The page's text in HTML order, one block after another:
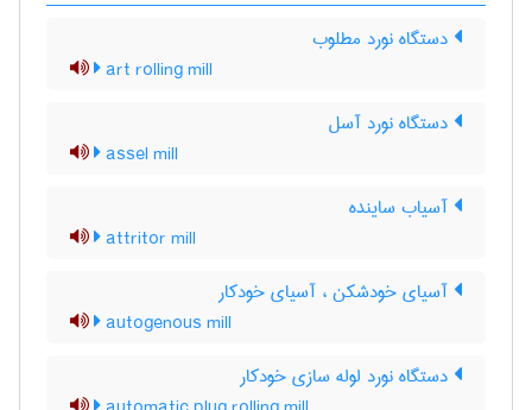
دستگاه نورد مطلوب
art rolling mill
دستگاه نورد آسل
assel mill
آسیاب ساینده
attritor mill
آسیای خودشکن ، آسیای خودکار
autogenous mill
دستگاه نورد لوله سازی خودکار